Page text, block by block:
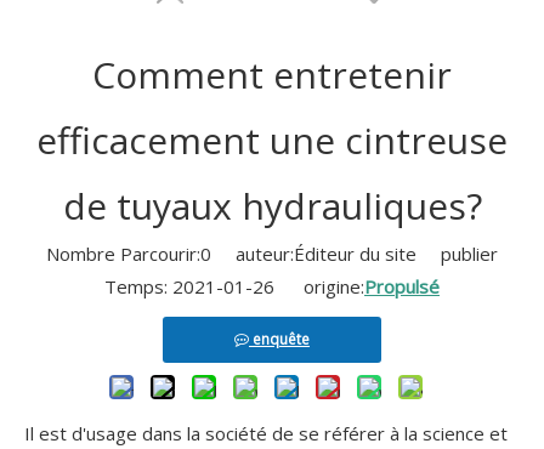
Cintreuse de tuyaux en acier inoxydable hydraulique semi-automatique NC
Comment entretenir
efficacement une cintreuse
de tuyaux hydrauliques?
Nombre Parcourir:0 auteur:Éditeur du site publier
Temps: 2021-01-26 origine:Propulsé
enquête
Il est d'usage dans la société de se référer à la science et